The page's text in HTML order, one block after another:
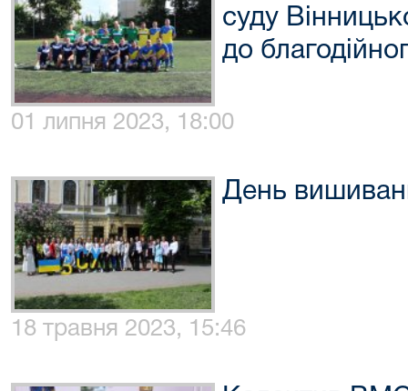
суду
до
01 липня 2023, 18:00
День
18 травня 2023, 15:46